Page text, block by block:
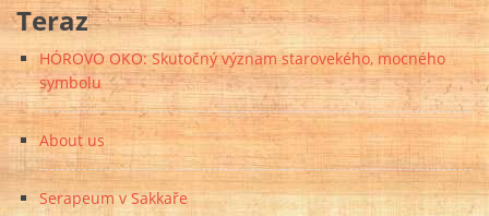
Teraz
HÓROVO OKO: Skutočný význam starovekého, mocného
symbolu
About us
Serapeum v Sakkaře